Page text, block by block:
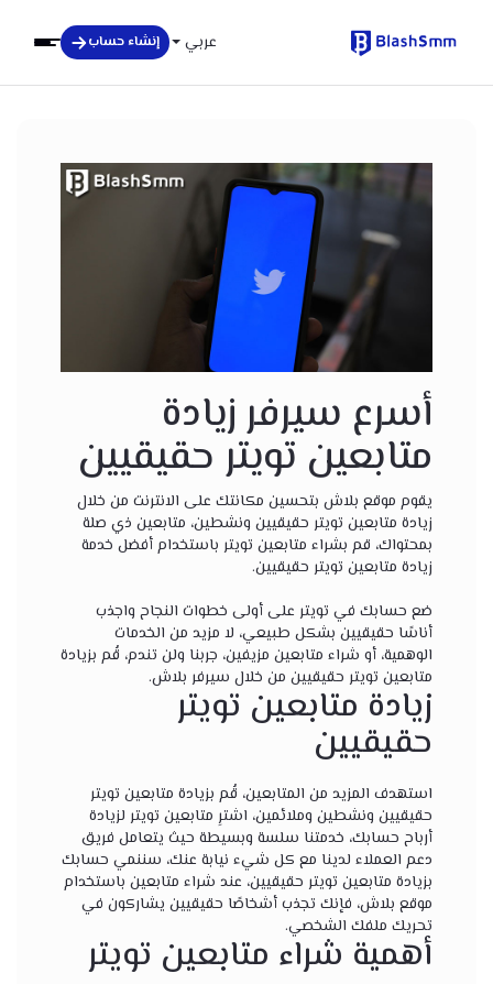
عربي إنشاء حساب
أسرع سيرفر زيادة
متابعين تويتر حقيقيين
يقوم موقع بلاش بتحسين مكانتك على الانترنت من خلال
زيادة متابعين تويتر حقيقيين ونشطين، متابعين ذي صلة
بمحتواك، قم بشراء متابعين تويتر باستخدام أفضل خدمة
زيادة متابعين تويتر حقيقيين.
ضع حسابك في تويتر على أولى خطوات النجاح واجذب
أناسًا حقيقيين بشكل طبيعي، لا مزيد من الخدمات
الوهمية، أو شراء متابعين مزيفين، جربنا ولن تندم، قُم بزيادة
متابعين تويتر حقيقيين من خلال سيرفر بلاش.
زيادة متابعين تويتر
حقيقيين
استهدف المزيد من المتابعين، قُم بزيادة متابعين تويتر
حقيقيين ونشطين وملائمين، اشترِ متابعين تويتر لزيادة
أرباح حسابك، خدمتنا سلسة وبسيطة حيث يتعامل فريق
دعم العملاء لدينا مع كل شيء نيابة عنك، سننمي حسابك
بزيادة متابعين تويتر حقيقيين، عند شراء متابعين باستخدام
موقع بلاش، فإنك تجذب أشخاصًا حقيقيين يشاركون في
تحريك ملفك الشخصي.
أهمية شراء متابعين تويتر